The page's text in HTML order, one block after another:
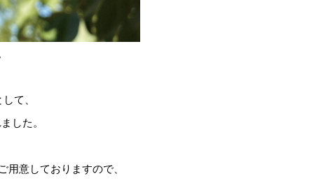
て、
した。
意しておりますので、